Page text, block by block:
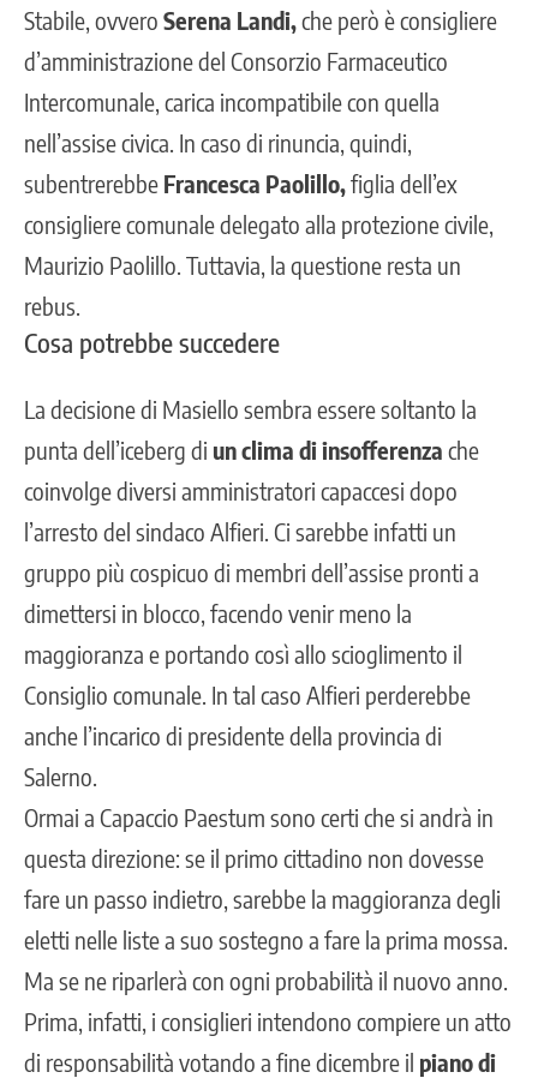
Stabile, ovvero Serena Landi,che però è consigliere
d’amministrazione del Consorzio Farmaceutico
Intercomunale, carica incompatibile con quella
nell’assise civica. In caso di rinuncia, quindi,
subentrerebbe Francesca Paolillo,figlia dell’ex
consigliere comunale delegato alla protezione civile,
Maurizio Paolillo. Tuttavia, la questione resta un
rebus.
Cosa potrebbe succedere
La decisione di Masiello sembra essere soltanto la
punta dell’iceberg di un clima di insofferenza che
coinvolge diversi amministratori capaccesi dopo
l’arresto del sindaco Alfieri. Ci sarebbe infatti un
gruppo più cospicuo di membri dell’assise pronti a
dimettersi in blocco, facendo venir meno la
maggioranza e portando così allo scioglimento il
Consiglio comunale. In tal caso Alfieri perderebbe
anche l’incarico di presidente della provincia di
Salerno.
Ormai a Capaccio Paestum sono certi che si andrà in
questa direzione: se il primo cittadino non dovesse
fare un passo indietro, sarebbe la maggioranza degli
eletti nelle liste a suo sostegno a fare la prima mossa.
Ma se ne riparlerà con ogni probabilità il nuovo anno.
Prima, infatti, i consiglieri intendono compiere un atto
di responsabilità votando a fine dicembre il piano di